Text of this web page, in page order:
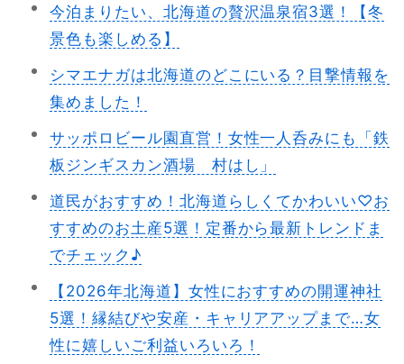
今泊まりたい、北海道の贅沢温泉宿3選！【冬
景色も楽しめる】
シマエナガは北海道のどこにいる？目撃情報を
集めました！
サッポロビール園直営！女性一人呑みにも「鉄
板ジンギスカン酒場 村はし」
道民がおすすめ！北海道らしくてかわいい♡お
すすめのお土産5選！定番から最新トレンドま
でチェック♪
【2026年北海道】女性におすすめの開運神社
5選！縁結びや安産・キャリアアップまで…女
性に嬉しいご利益いろいろ！